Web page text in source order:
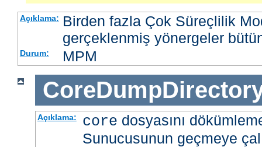
Açıklama: Birden fazla Çok Süreçlilik
gerçeklenmiş yönergeler
Durum: MPM
Açıklama: core dosyasını
Sunucusunun geçmeye